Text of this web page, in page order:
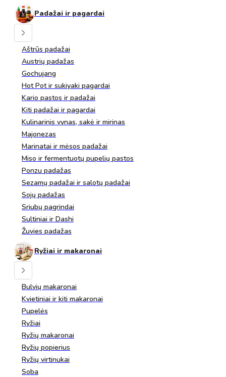
Padažai ir pagardai
Aštrūs padažai
Austrių padažas
Gochujang
Hot Pot ir sukiyaki pagardai
Kario pastos ir padažai
Kiti padažai ir pagardai
Kulinarinis vynas, sakė ir mirinas
Majonezas
Marinatai ir mėsos padažai
Miso ir fermentuotų pupelių pastos
Ponzu padažas
Sezamų padažai ir salotų padažai
Sojų padažas
Sriubų pagrindai
Sultiniai ir Dashi
Žuvies padažas
Ryžiai ir makaronai
Bulvių makaronai
Kvietiniai ir kiti makaronai
Pupelės
Ryžiai
Ryžių makaronai
Ryžių popierius
Ryžių virtinukai
Soba